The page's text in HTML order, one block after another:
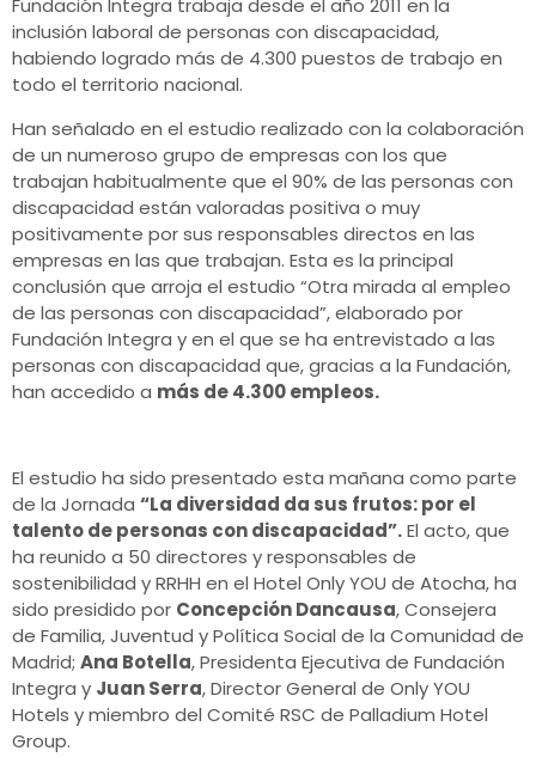
Fundación Integra trabaja desde el año 2011 en la
inclusión laboral de personas con discapacidad,
habiendo logrado más de 4.300 puestos de trabajo en
todo el territorio nacional.
Han señalado en el estudio realizado con la colaboración
de un numeroso grupo de empresas con los que
trabajan habitualmente que el 90% de las personas con
discapacidad están valoradas positiva o muy
positivamente por sus responsables directos en las
empresas en las que trabajan. Esta es la principal
conclusión que arroja el estudio “Otra mirada al empleo
de las personas con discapacidad”, elaborado por
Fundación Integra y en el que se ha entrevistado a las
personas con discapacidad que, gracias a la Fundación,
han accedido a más de 4.300 empleos.
El estudio ha sido presentado esta mañana como parte
de la Jornada “La diversidad da sus frutos: por el
talento de personas con discapacidad”.El acto, que
ha reunido a 50 directores y responsables de
sostenibilidad y RRHH en el Hotel Only YOU de Atocha, ha
sido presidido por Concepción Dancausa, Consejera
de Familia, Juventud y Política Social de la Comunidad de
Madrid; Ana Botella, Presidenta Ejecutiva de Fundación
Integra y Juan Serra, Director General de Only YOU
Hotels y miembro del Comité RSC de Palladium Hotel
Group.